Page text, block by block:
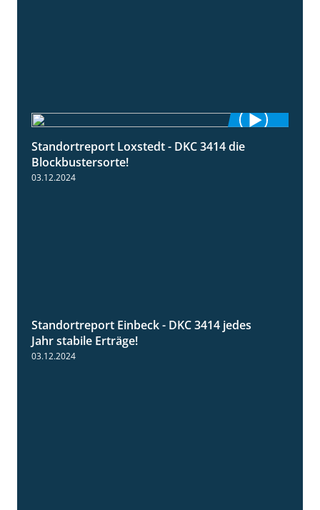
1:06
Standortreport Loxstedt - DKC 3414 die
Blockbustersorte!
03.12.2024
1:49
Standortreport Einbeck - DKC 3414 jedes
Jahr stabile Erträge!
03.12.2024